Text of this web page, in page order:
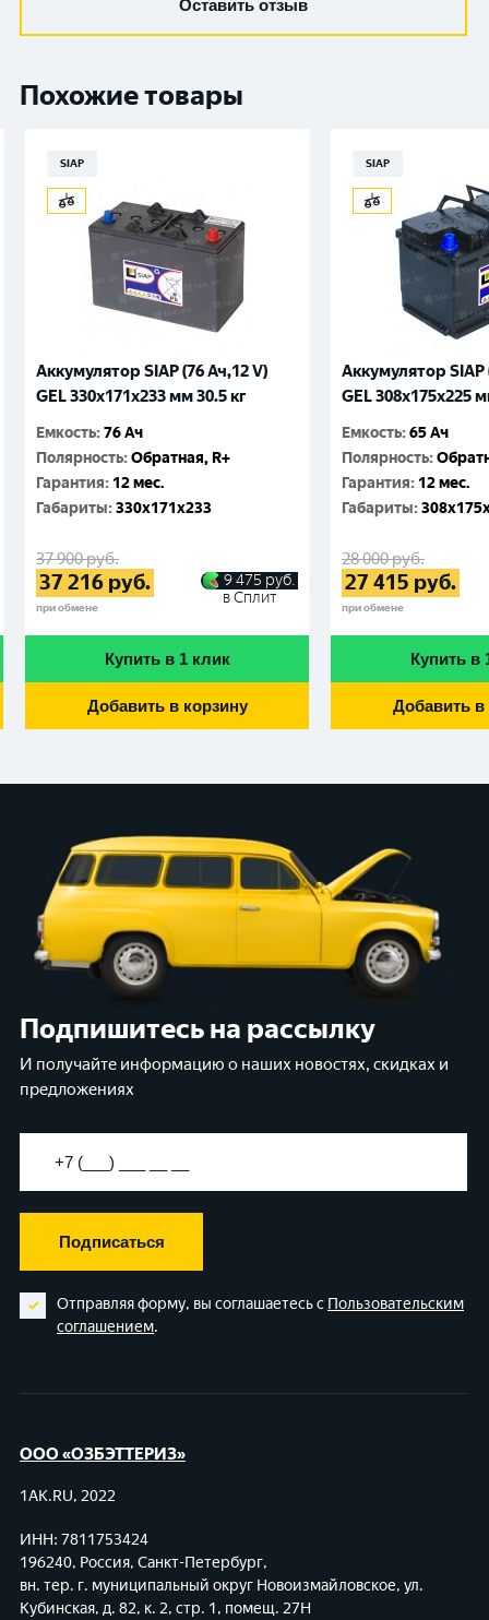
Оставить отзыв
Похожие товары
SIAP
Аккумулятор SIAP (76 Ач,12 V)
GEL 330x171x233 мм 30.5 кг
Емкость:76 Ач
Полярность:Обратная, R+
Гарантия: 12 мес.
Габариты:330x171x233
37 900руб.
37 216 руб.
при обмене
9 475 руб.
в Сплит
Купить в 1 клик
Добавить в корзину
SIAP
Аккумулятор SIAP
GEL 308x175x225
Емкость:65 Ач
Полярность:
Гарантия: 12 мес.
Габариты:
28 000руб.
27 415 руб.
при обмене
Купить в
Добавить в
Подпишитесь на рассылку
И получайте информацию о наших новостях, скидках и
предложениях
Подписаться
Отправляя форму, вы соглашаетесь с Пользовательским
соглашением.
ООО «ОЗБЭТТЕРИЗ»
1AK.RU, 2022
ИНН: 7811753424
196240, Россия, Санкт-Петербург,
вн. тер. г. муниципальный округ Новоизмайловское, ул.
Кубинская, д. 82, к. 2, стр. 1, помещ. 27Н